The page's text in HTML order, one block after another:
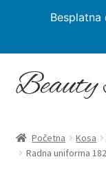
Preskoči
na
Skoči
na
Proizvodi
Početna Kosa
Radna uniforma